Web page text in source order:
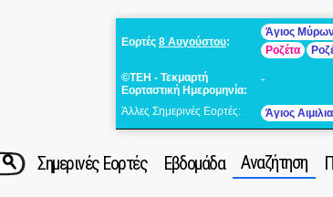
Εορτές 8 Αυγούστου:
Άγιος Μύρων
Ροζέτα
©ΤΕΗ - Τεκμαρτή
Εορταστική Ημερομηνία:
-
Άλλες Σημερινές Εορτές: Άγιος
Σημερινές Εορτές Εβδομάδα Αναζήτηση